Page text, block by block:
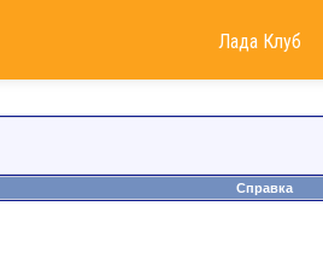
Лада Клуб
Справка